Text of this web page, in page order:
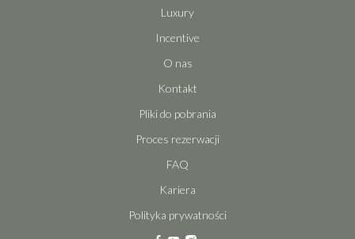
Luxury
Incentive
O nas
Kontakt
Pliki do pobrania
Proces rezerwacji
FAQ
Kariera
Polityka prywatności